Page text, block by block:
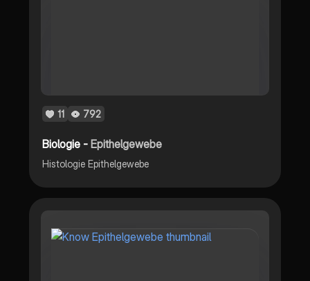
11 792
Biologie -Epithelgewebe
Histologie Epithelgewebe